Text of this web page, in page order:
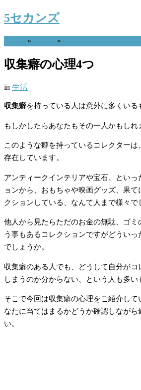
5セカンズ
» »
収集癖の心理4つ
in 生活
収集癖を持っている人は意外に多くいる
もしかしたらあなたもその一人かもしれ
このような癖を持っているコレクターは
存在しています。
アンティークインテリアや宝石、といっ
ョンから、おもちゃや映画グッズ、果
クションしている、なんて人まで様々で
他人から見たらただのお金の無駄、ゴミ
う事もあるコレクションですがどうい
でしょうか。
収集癖のある人でも、どうして自分がコ
しまうのか分からない、という人も多い
そこで今回は収集癖の心理をご紹介して
なたに当てはまるかどうか確認しながら
い。